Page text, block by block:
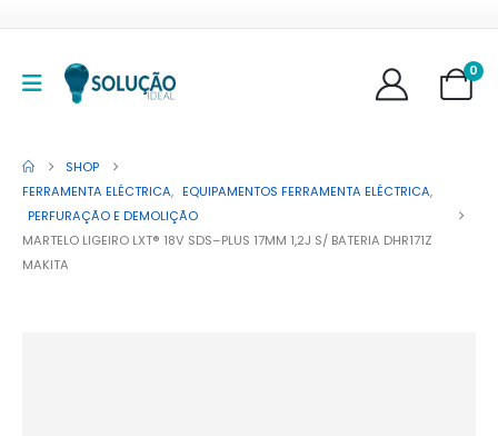
0
SHOP
FERRAMENTA ELÉCTRICA, EQUIPAMENTOS FERRAMENTA ELÉCTRICA,
PERFURAÇÃO E DEMOLIÇÃO
MARTELO LIGEIRO LXT® 18V SDS–PLUS 17MM 1,2J S/ BATERIA DHR171Z
MAKITA